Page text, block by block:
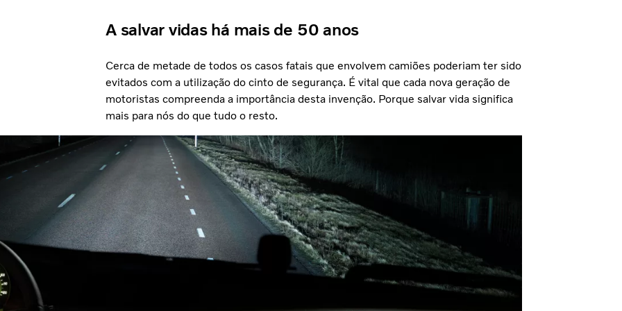
A salvar vidas há mais de 50 anos
Cerca de metade de todos os casos fatais que envolvem camiões poderiam ter sido
evitados com a utilização do cinto de segurança. É vital que cada nova geração de
motoristas compreenda a importância desta invenção. Porque salvar vida significa
mais para nós do que tudo o resto.